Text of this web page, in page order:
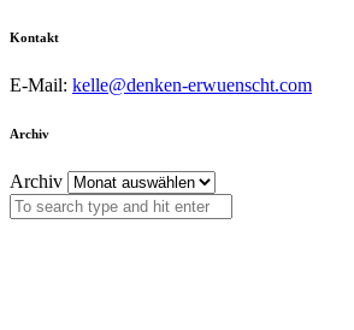
Kontakt
E-Mail: kelle@denken-erwuenscht.com
Archiv
Archiv